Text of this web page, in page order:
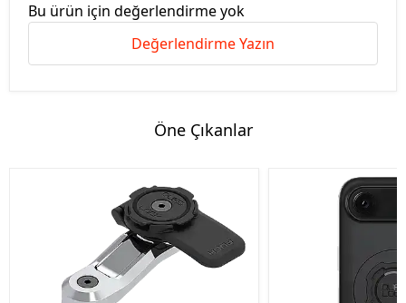
Bu ürün için değerlendirme yok
Değerlendirme Yazın
Öne Çıkanlar